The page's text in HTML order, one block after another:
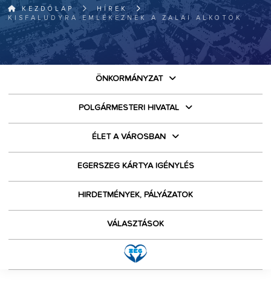
KEZDŐLAP
HÍREK
KISFALUDYRA EMLÉKEZNEK A ZALAI ALKOTÓK
ÖNKORMÁNYZAT
POLGÁRMESTERI HIVATAL
ÉLET A VÁROSBAN
EGERSZEG KÁRTYA IGÉNYLÉS
HIRDETMÉNYEK, PÁLYÁZATOK
VÁLASZTÁSOK